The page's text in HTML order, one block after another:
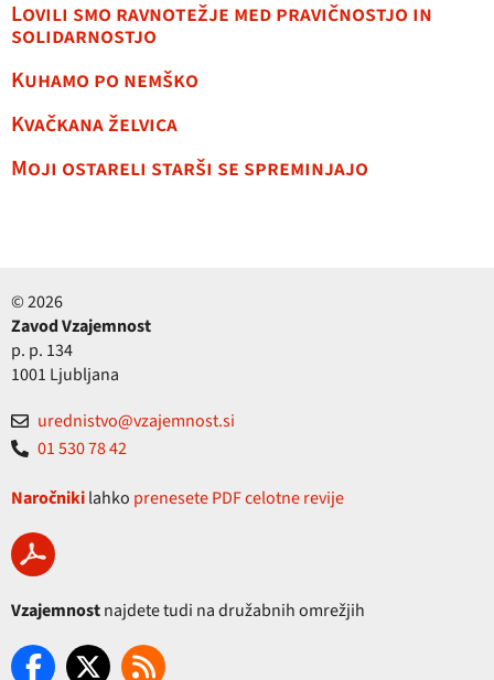
Lovili smo ravnotežje med pravičnostjo in
solidarnostjo
Kuhamo po nemško
Kvačkana želvica
Moji ostareli starši se spreminjajo
© 2026
Zavod Vzajemnost
p. p. 134
1001 Ljubljana
urednistvo@vzajemnost.si
01 530 78 42
Naročnikilahko prenesete PDF celotne revije
Vzajemnostnajdete tudi na družabnih omrežjih